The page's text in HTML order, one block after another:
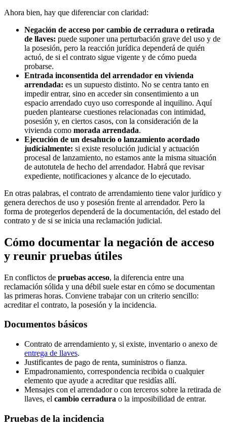
Ahora bien, hay que diferenciar con claridad:
Negación de acceso por cambio de cerradura o retirada
de llaves: puede suponer una perturbación grave del uso y de
la posesión, pero la reacción jurídica dependerá de quién
actuó, de si el contrato sigue vigente y de cómo pueda
probarse.
Entrada inconsentida del arrendador en vivienda
arrendada: es un supuesto distinto. No se centra tanto en
impedir entrar, sino en acceder sin consentimiento a un
espacio arrendado cuyo uso corresponde al inquilino. Aquí
pueden plantearse cuestiones relacionadas con intimidad,
posesión y, en ciertos casos, con la consideración de la
vivienda como morada arrendada.
Ejecución de un desahucio o lanzamiento acordado
judicialmente: si existe resolución judicial y actuación
procesal de lanzamiento, no estamos ante la misma situación
de autotutela de hecho del arrendador. Habrá que revisar
expediente, notificaciones y alcance de lo ejecutado.
En otras palabras, el contrato de arrendamiento tiene valor jurídico y
genera derechos de uso y posesión frente al arrendador. Pero la
forma de protegerlos dependerá de la documentación, del estado del
contrato y de si se inicia una reclamación judicial.
Cómo documentar la negación de acceso
y reunir pruebas útiles
En conflictos de pruebas acceso, la diferencia entre una
reclamación sólida y una débil suele estar en cómo se documentan
las primeras horas. Conviene trabajar con un criterio sencillo:
acreditar el contrato, la posesión y la incidencia.
Documentos básicos
Contrato de arrendamiento y, si existe, inventario o anexo de
entrega de llaves.
Justificantes de pago de renta, suministros o fianza.
Empadronamiento, correspondencia recibida o cualquier
elemento que ayude a acreditar que residías allí.
Mensajes con el arrendador o con terceros sobre la retirada de
llaves, el cambio cerradura o la imposibilidad de entrar.
Pruebas de la incidencia